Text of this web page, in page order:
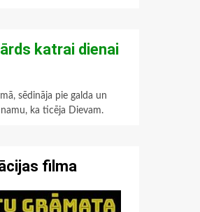
katrai dienai
sēdināja pie galda un
ka ticēja Dievam.
filma